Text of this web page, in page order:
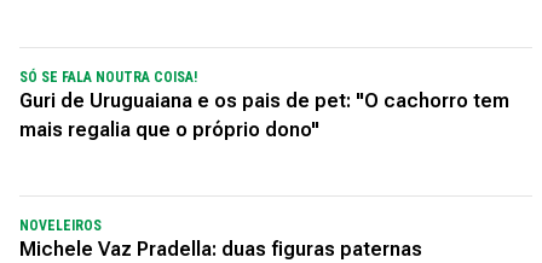
SÓ SE FALA NOUTRA COISA!
Guri de Uruguaiana e os pais de pet: "O cachorro tem
mais regalia que o próprio dono"
NOVELEIROS
Michele Vaz Pradella: duas figuras paternas